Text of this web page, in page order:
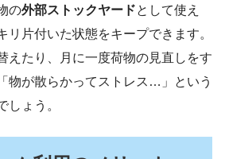
の外部ストックヤードとして使え
リ片付いた状態をキープできます。
えたり、月に一度荷物の見直しをす
物が散らかってストレス…」という
しょう。